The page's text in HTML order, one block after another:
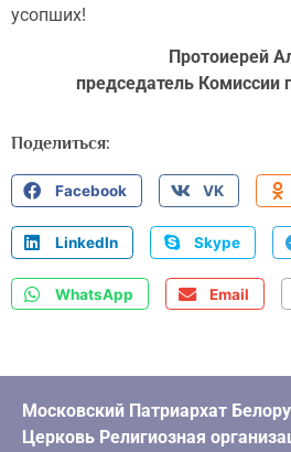
усопших!
Протоиерей
председатель Комиссии
Поделиться:
Facebook VK
LinkedIn Skype
WhatsApp Email
Московский Патриархат
Церковь Религиозная